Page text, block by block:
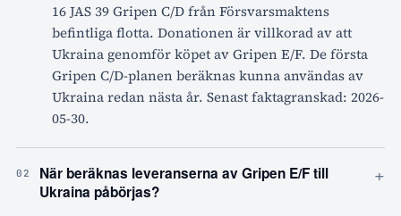
16 JAS 39 Gripen C/D från Försvarsmaktens
befintliga flotta. Donationen är villkorad av att
Ukraina genomför köpet av Gripen E/F. De första
Gripen C/D-planen beräknas kunna användas av
Ukraina redan nästa år. Senast faktagranskad: 2026-
05-30.
02
När beräknas leveranserna av Gripen E/F till
Ukraina påbörjas?
+